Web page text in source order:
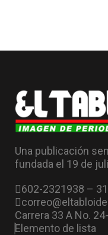
Una publicación
fundada el 19 de
602-2321938 –
Carrera 33 A No.
Elemento de lista